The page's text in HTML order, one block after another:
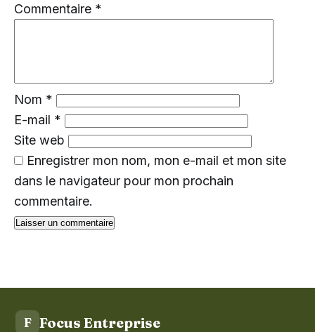
Commentaire *
Nom *
E-mail *
Site web
Enregistrer mon nom, mon e-mail et mon site
dans le navigateur pour mon prochain
commentaire.
F Focus Entreprise